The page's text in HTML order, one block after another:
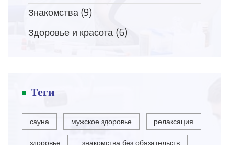
Знакомства (9)
Здоровье и красота (6)
Теги
сауна мужское здоровье релаксация